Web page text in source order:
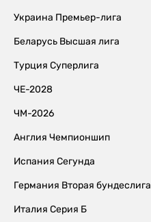
Украина Премьер-лига
Беларусь Высшая лига
Турция Суперлига
ЧЕ-2028
ЧМ-2026
Англия Чемпионшип
Испания Сегунда
Германия Вторая бундеслига
Италия Серия Б